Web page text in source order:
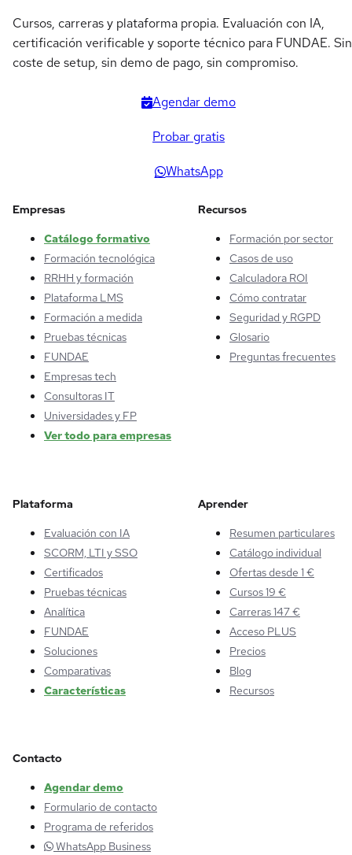
Cursos, carreras y plataforma propia. Evaluación con IA,
certificación verificable y soporte técnico para FUNDAE. Sin
coste de setup, sin demo de pago, sin compromiso.
Agendar demo
Probar gratis
WhatsApp
Empresas
Catálogo formativo
Formación tecnológica
RRHH y formación
Plataforma LMS
Formación a medida
Pruebas técnicas
FUNDAE
Empresas tech
Consultoras IT
Universidades y FP
Ver todo para empresas
Recursos
Formación por sector
Casos de uso
Calculadora ROI
Cómo contratar
Seguridad y RGPD
Glosario
Preguntas frecuentes
Plataforma
Evaluación con IA
SCORM, LTI y SSO
Certificados
Pruebas técnicas
Analítica
FUNDAE
Soluciones
Comparativas
Características
Aprender
Resumen particulares
Catálogo individual
Ofertas desde 1 €
Cursos 19 €
Carreras 147 €
Acceso PLUS
Precios
Blog
Recursos
Contacto
Agendar demo
Formulario de contacto
Programa de referidos
WhatsApp Business